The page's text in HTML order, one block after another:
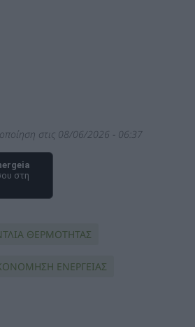
στις 08/06/2026 - 06:37
στη
ΘΕΡΜΟΤΗΤΑΣ
ΕΝΕΡΓΕΙΑΣ